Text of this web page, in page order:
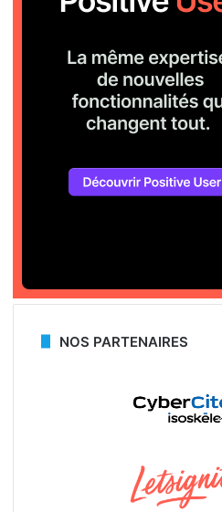
NOS PARTENAIRES